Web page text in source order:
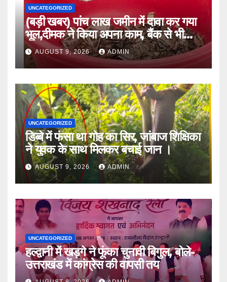
UNCATEGORIZED
(बड़ी खबर) पांच लाख जमीन में दावा कर गया
भूल,दीमक ने किया अपना काम, बैंक से भी
लौटा हताश ।।
AUGUST 9, 2026 ADMIN
UNCATEGORIZED
डिब्बे में फंसा था गोह का सिर, जांबाज शिक्षिका
ने युवक के साथ मिलकर बचाई जान ।
AUGUST 9, 2026 ADMIN
UNCATEGORIZED
हल्द्वानी में खड़गे ने फूंका चुनावी बिगुल, बोले-
उत्तराखंड में कांग्रेस की वापसी तय